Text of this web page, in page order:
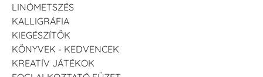
LINÓMETSZÉS
KALLIGRÁFIA
KIEGÉSZÍTŐK
KÖNYVEK - KEDVENCEK
KREATÍV JÁTÉKOK